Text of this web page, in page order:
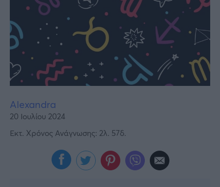
Καιρός
Alexandra
20 Ιουλίου 2024
Εκτ. Χρόνος Ανάγνωσης: 2λ. 57δ.